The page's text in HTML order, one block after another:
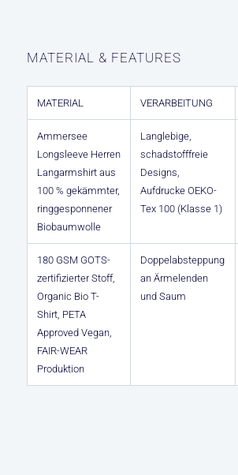
MATERIAL & FEATURES
MATERIAL VERARBEITUNG
Ammersee
Longsleeve Herren
Langarmshirt aus
100 % gekämmter,
ringgesponnener
Biobaumwolle
Langlebige,
schadstofffreie
Designs,
Aufdrucke OEKO-
Tex 100 (Klasse 1)
180 GSM GOTS-
zertifizierter Stoff,
Organic Bio T-
Shirt, PETA
Approved Vegan,
FAIR-WEAR
Produktion
Doppelabsteppung
an Ärmelenden
und Saum